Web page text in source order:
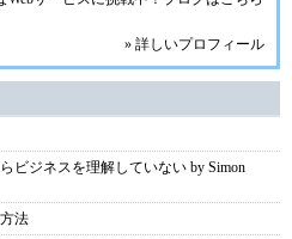
» 詳しいプロフィール
ビジネスを理解していない by Simon
法